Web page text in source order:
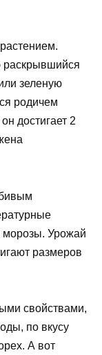
раскрывшийся
зеленую
родичем
достигает 2
морозы. Урожай
размеров
свойствами,
по вкусу
А вот